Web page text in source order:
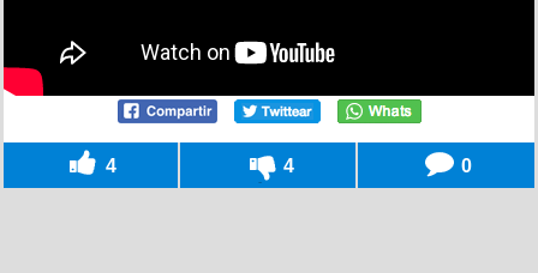
4 4 0